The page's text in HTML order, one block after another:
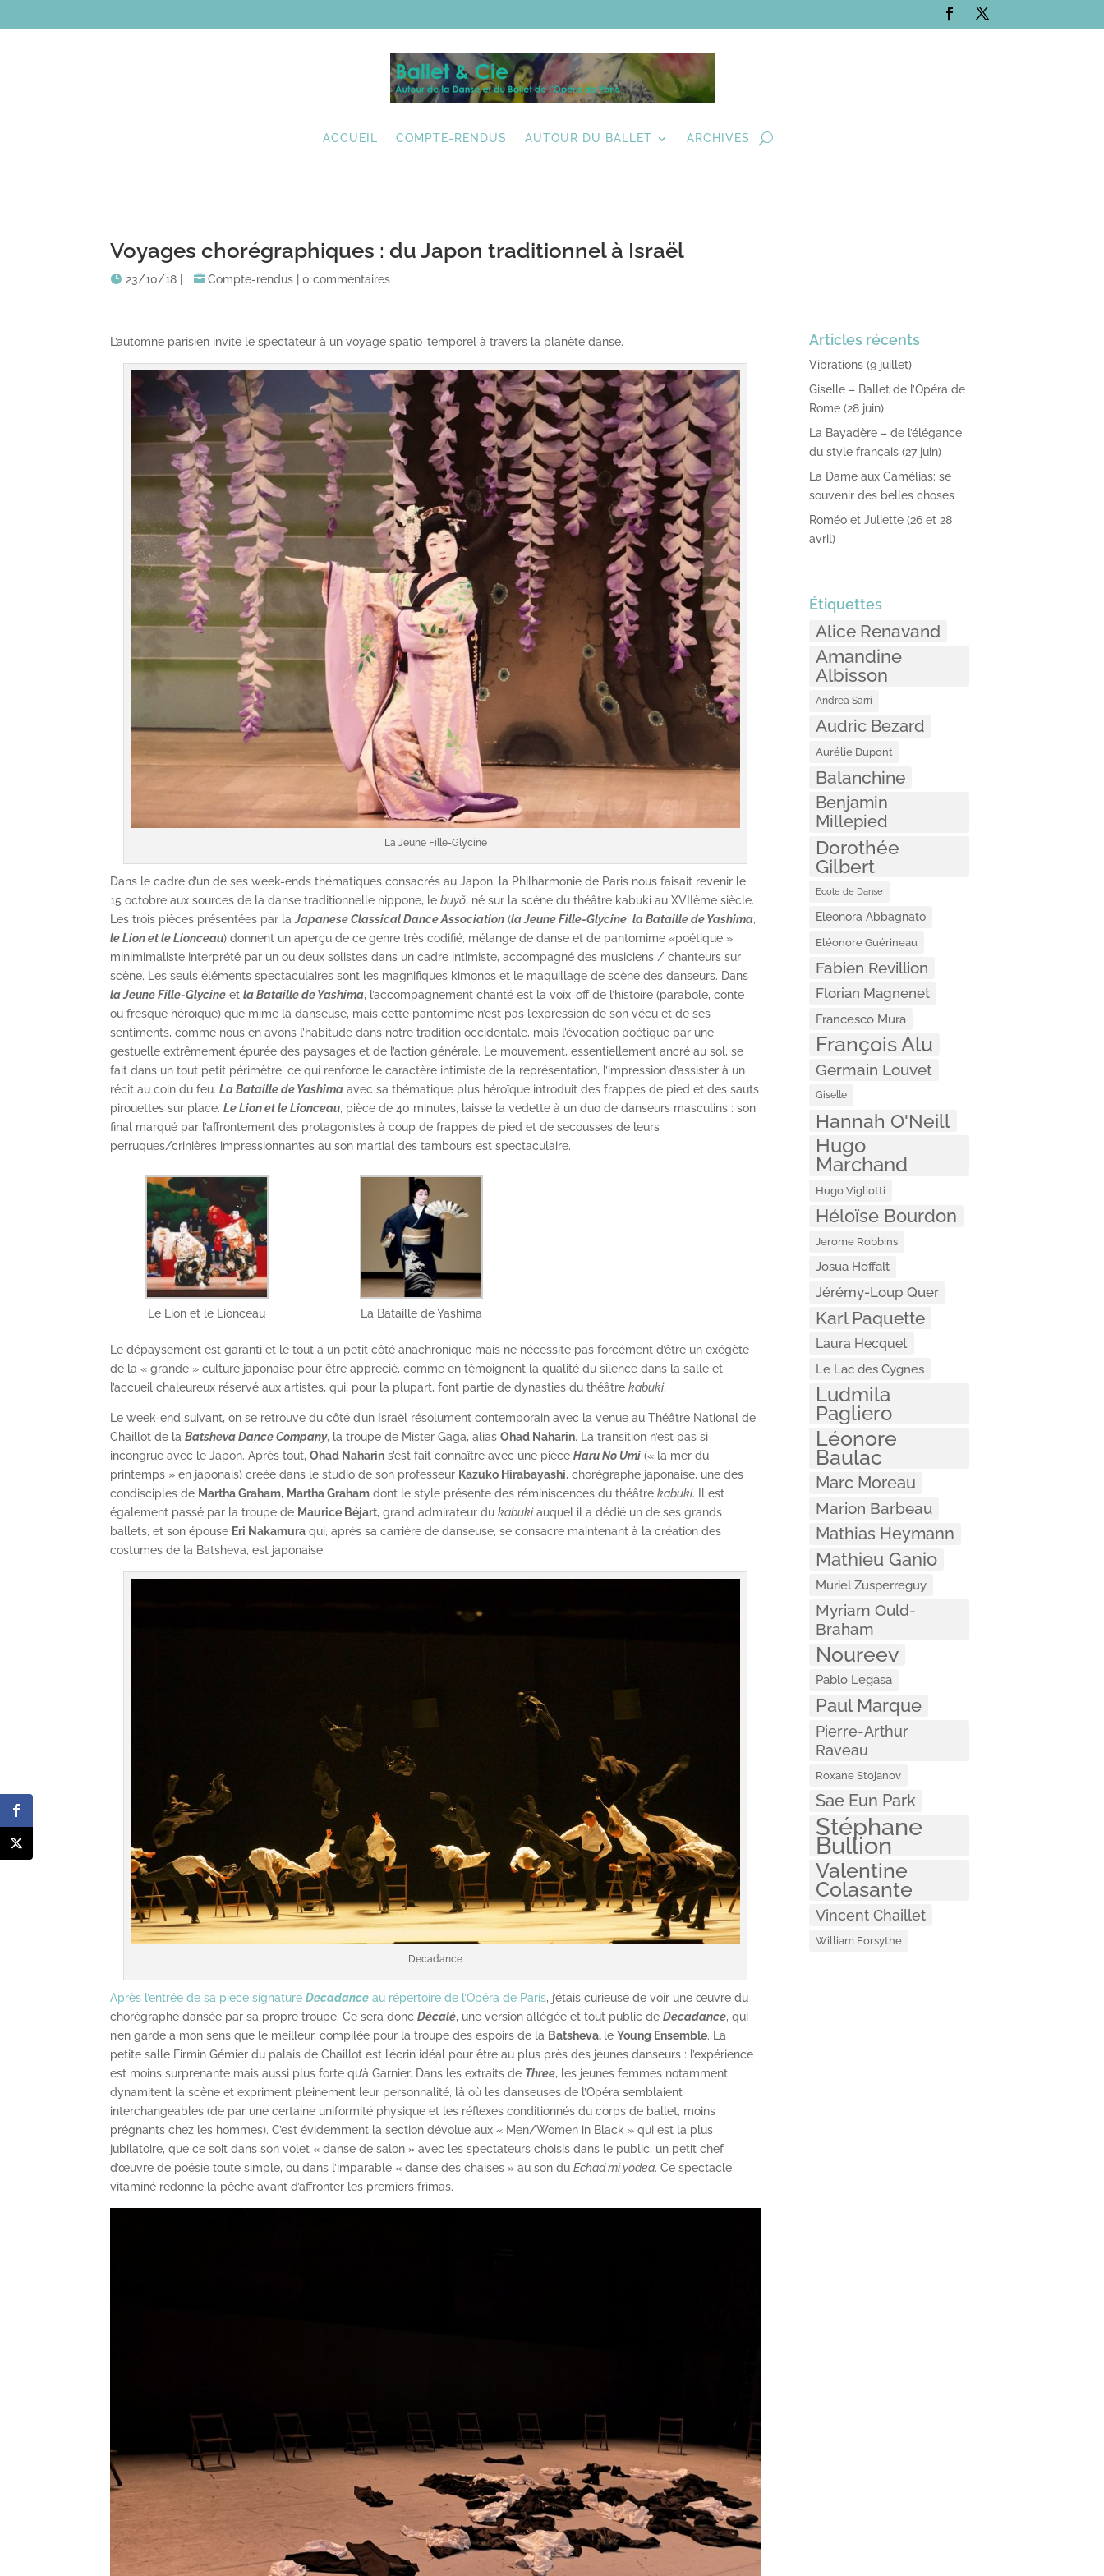
ACCUEIL COMPTE-RENDUS AUTOUR DU BALLET ARCHIVES
Voyages chorégraphiques : du Japon traditionnel à Israël
23/10/18 Compte-rendus |0 commentaires
L’automne parisien invite le spectateur à un voyage spatio-temporel à travers la planète danse.
La Jeune Fille-Glycine
Dans le cadre d’un de ses week-ends thématiques consacrés au Japon, la Philharmonie de Paris nous faisait revenir le
15 octobre aux sources de la danse traditionnelle nippone, lebuyõ, né sur la scène du théâtre kabuki au XVIIème siècle.
Les trois pièces présentées par laJapanese Classical Dance Association (la Jeune Fille-Glycine,la Bataille de Yashima,
le Lion et le Lionceau) donnent un aperçu de ce genre très codifié, mélange de danse et de pantomime «poétique »
minimimaliste interprété par un ou deux solistes dans un cadre intimiste, accompagné des musiciens / chanteurs sur
scène. Les seuls éléments spectaculaires sont les magnifiques kimonos et le maquillage de scène des danseurs. Dans
la Jeune Fille-Glycine etla Bataille de Yashima, l’accompagnement chanté est la voix-off de l’histoire (parabole, conte
ou fresque héroïque) que mime la danseuse, mais cette pantomime n’est pas l’expression de son vécu et de ses
sentiments, comme nous en avons l’habitude dans notre tradition occidentale, mais l’évocation poétique par une
gestuelle extrêmement épurée des paysages et de l’action générale. Le mouvement, essentiellement ancré au sol, se
fait dans un tout petit périmètre, ce qui renforce le caractère intimiste de la représentation, l’impression d’assister à un
récit au coin du feu.La Bataille de Yashima avec sa thématique plus héroïque introduit des frappes de pied et des sauts
pirouettes sur place.Le Lion et le Lionceau, pièce de 40 minutes, laisse la vedette à un duo de danseurs masculins : son
final marqué par l’affrontement des protagonistes à coup de frappes de pied et de secousses de leurs
perruques/crinières impressionnantes au son martial des tambours est spectaculaire.
Le Lion et le Lionceau La Bataille de Yashima
Le dépaysement est garanti et le tout a un petit côté anachronique mais ne nécessite pas forcément d’être un exégète
de la « grande » culture japonaise pour être apprécié, comme en témoignent la qualité du silence dans la salle et
l’accueil chaleureux réservé aux artistes, qui, pour la plupart, font partie de dynasties du théâtrekabuki.
Le week-end suivant, on se retrouve du côté d’un Israël résolument contemporain avec la venue au Théâtre National de
Chaillot de laBatsheva Dance Company, la troupe de Mister Gaga, aliasOhad Naharin. La transition n’est pas si
incongrue avec le Japon. Après tout,Ohad Naharin s’est fait connaître avec une pièceHaru No Umi (« la mer du
printemps » en japonais) créée dans le studio de son professeur Kazuko Hirabayashi, chorégraphe japonaise, une des
condisciples de Martha Graham, Martha Graham dont le style présente des réminiscences du théâtrekabuki. Il est
également passé par la troupe de Maurice Béjart, grand admirateur dukabukiauquel il a dédié un de ses grands
ballets, et son épouse Eri Nakamura qui, après sa carrière de danseuse, se consacre maintenant à la création des
costumes de la Batsheva, est japonaise.
Decadance
Après l’entrée de sa pièce signatureDecadance au répertoire de l’Opéra de Paris, j’étais curieuse de voir une œuvre du
chorégraphe dansée par sa propre troupe. Ce sera doncDécalé, une version allégée et tout public deDecadance, qui
n’en garde à mon sens que le meilleur, compilée pour la troupe des espoirs de la Batsheva, leYoung Ensemble. La
petite salle Firmin Gémier du palais de Chaillot est l’écrin idéal pour être au plus près des jeunes danseurs : l’expérience
est moins surprenante mais aussi plus forte qu’à Garnier. Dans les extraits de Three, les jeunes femmes notamment
dynamitent la scène et expriment pleinement leur personnalité, là où les danseuses de l’Opéra semblaient
interchangeables (de par une certaine uniformité physique et les réflexes conditionnés du corps de ballet, moins
prégnants chez les hommes). C’est évidemment la section dévolue aux « Men/Women in Black » qui est la plus
jubilatoire, que ce soit dans son volet « danse de salon » avec les spectateurs choisis dans le public, un petit chef
d’œuvre de poésie toute simple, ou dans l’imparable « danse des chaises » au son duEchad mi yodea. Ce spectacle
vitaminé redonne la pêche avant d’affronter les premiers frimas.
Articles récents
Vibrations (9 juillet)
Giselle – Ballet de l’Opéra de
Rome (28 juin)
La Bayadère – de l’élégance
du style français (27 juin)
La Dame aux Camélias: se
souvenir des belles choses
Roméo et Juliette (26 et 28
avril)
Étiquettes
Alice Renavand
Amandine
Albisson
Andrea Sarri
Audric Bezard
Aurélie Dupont
Balanchine
Benjamin
Millepied
Dorothée
Gilbert
Ecole de Danse
Eleonora Abbagnato
Eléonore Guérineau
Fabien Revillion
Florian Magnenet
Francesco Mura
François Alu
Germain Louvet
Giselle
Hannah O'Neill
Hugo
Marchand
Hugo Vigliotti
Héloïse Bourdon
Jerome Robbins
Josua Hoffalt
Jérémy-Loup Quer
Karl Paquette
Laura Hecquet
Le Lac des Cygnes
Ludmila
Pagliero
Léonore
Baulac
Marc Moreau
Marion Barbeau
Mathias Heymann
Mathieu Ganio
Muriel Zusperreguy
Myriam Ould-
Braham
Noureev
Pablo Legasa
Paul Marque
Pierre-Arthur
Raveau
Roxane Stojanov
Sae Eun Park
Stéphane
Bullion
Valentine
Colasante
Vincent Chaillet
William Forsythe